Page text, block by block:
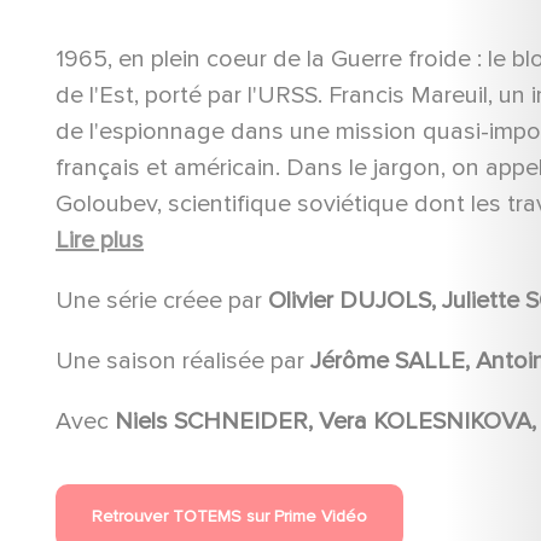
1965, en plein coeur de la Guerre froide : le
de l'Est, porté par l'URSS. Francis Mareuil,
de l'espionnage dans une mission quasi-
français et américain. Dans le jargon, on
Goloubev, scientifique soviétique dont les
menace l'équilibre géopolitique mondial. Il va
Francis et Lyudmila, naît un amour qui
Lire plus
Une série créee par Olivier DUJOLS, Juliette
Une saison réalisée par Jérôme SALLE,
Avec
Retrouver TOTEMS sur Prime Vidéo